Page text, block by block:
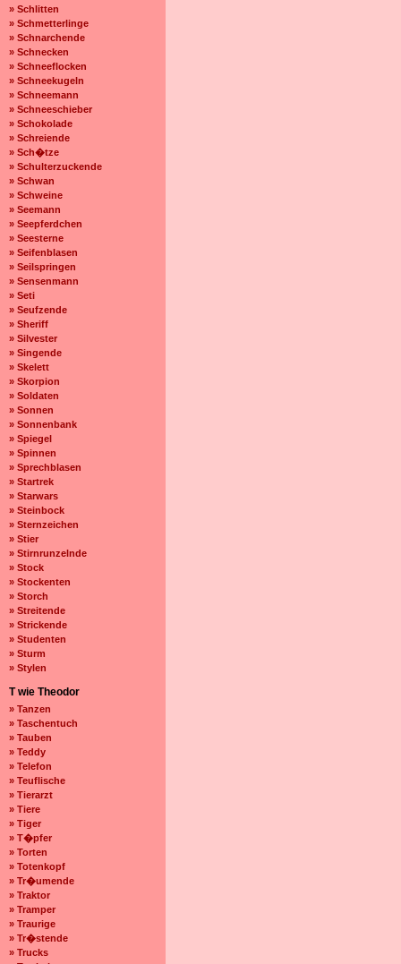
» Schlitten
» Schmetterlinge
» Schnarchende
» Schnecken
» Schneeflocken
» Schneekugeln
» Schneemann
» Schneeschieber
» Schokolade
» Schreiende
» Sch�tze
» Schulterzuckende
» Schwan
» Schweine
» Seemann
» Seepferdchen
» Seesterne
» Seifenblasen
» Seilspringen
» Sensenmann
» Seti
» Seufzende
» Sheriff
» Silvester
» Singende
» Skelett
» Skorpion
» Soldaten
» Sonnen
» Sonnenbank
» Spiegel
» Spinnen
» Sprechblasen
» Startrek
» Starwars
» Steinbock
» Sternzeichen
» Stier
» Stirnrunzelnde
» Stock
» Stockenten
» Storch
» Streitende
» Strickende
» Studenten
» Sturm
» Stylen
T wie Theodor
» Tanzen
» Taschentuch
» Tauben
» Teddy
» Telefon
» Teuflische
» Tierarzt
» Tiere
» Tiger
» T�pfer
» Torten
» Totenkopf
» Tr�umende
» Traktor
» Tramper
» Traurige
» Tr�stende
» Trucks